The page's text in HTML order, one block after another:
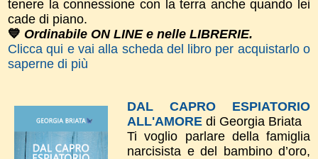
tenere la connessione con la terra anche quando lei
cade di piano.
💙 Ordinabile ON LINE e nelle LIBRERIE.
Clicca qui e vai alla scheda del libro per acquistarlo o
saperne di più
DAL CAPRO ESPIATORIO
ALL'AMORE di Georgia Briata
Ti voglio parlare della famiglia
narcisista e del bambino d’oro,